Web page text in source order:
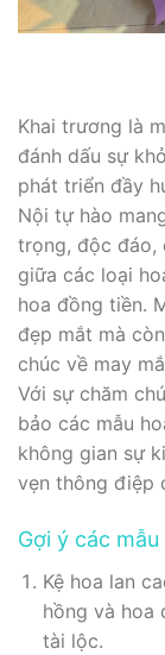
Khai trương là
đánh dấu sự
phát triển đầy
Nội tự hào
trọng, độc đáo,
giữa các loại
hoa đồng tiền.
đẹp mắt mà
chúc về may
Với sự chăm
bảo các mẫu
không gian sự
vẹn thông điệp
Gợi ý các
Kệ hoa lan
hồng và hoa
tài lộc.